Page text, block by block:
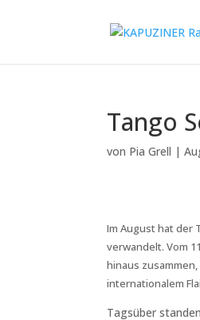
Tango
von Pia Grell |
Im August hat der
verwandelt. Vom
hinaus
internationalem
Tagsüber